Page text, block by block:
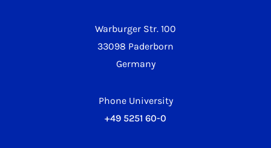
Warburger Str. 100
33098 Paderborn
Germany
Phone University
+49 5251 60-0